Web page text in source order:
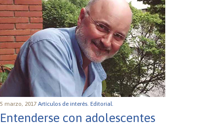
5 marzo, 2017 Artículos de interés. Editorial.
Entenderse con adolescentes